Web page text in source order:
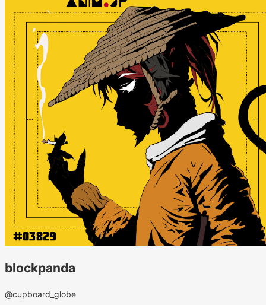
blockpanda
@cupboard_globe